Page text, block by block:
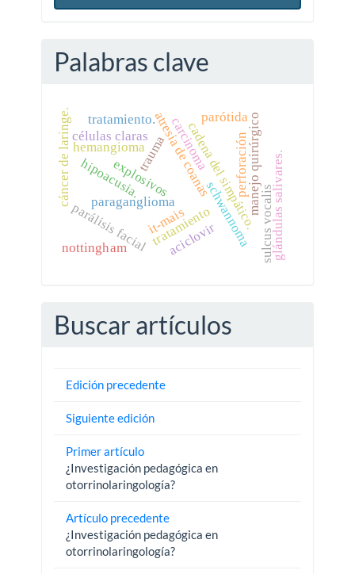
Palabras clave
schwannoma
paraganglioma cadena del simpático.
atresia de coanas manejo quirúrgico
perforación
trauma
explosivos
hipoacusia.
sulcus vocalis
parálisis facialtratamiento
aciclovir
carcinoma
células claras
parótida
glándulas salivares.
hemangioma
tratamiento.
cáncer de laringe.
it-mais
nottingham
Buscar artículos
Edición precedente
Siguiente edición
Primer artículo
¿Investigación pedagógica en
otorrinolaringología?
Artículo precedente
¿Investigación pedagógica en
otorrinolaringología?